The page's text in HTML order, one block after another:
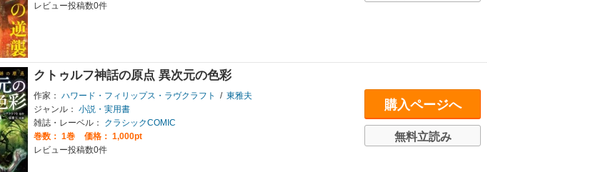
レビュー投稿数0件
クトゥルフ神話の原点 異次元の色彩
作家： ハワード・フィリップス・ラヴクラフト / 東雅夫
ジャンル： 小説・実用書
雑誌・レーベル：
クラシックCOMIC
巻数： 1巻
価格： 1,000pt
レビュー投稿数0件
購入ページへ
無料立読み